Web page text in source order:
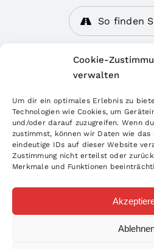
Cookie-
verwalten
Um dir ein optimales Erlebnis zu
Technologien wie Cookies, um
und/oder darauf zuzugreifen. Wenn
zustimmst, können wir Daten wie
eindeutige IDs auf dieser Website
Zustimmung nicht erteilst oder
Merkmale und Funktionen
So finden
Personaldienstleistungen
Gebäudereinigung
Team
Arbeitgeber